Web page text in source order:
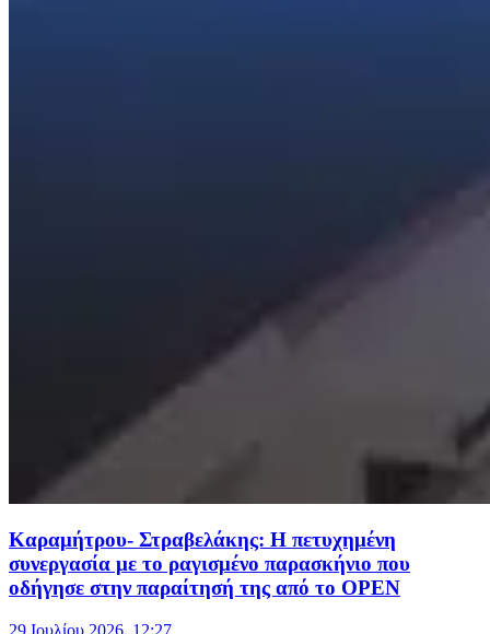
Καραμήτρου- Στραβελάκης: Η πετυχημένη
συνεργασία με το ραγισμένο παρασκήνιο που
οδήγησε στην παραίτησή της από το OPEN
29 Ιουλίου 2026, 12:27